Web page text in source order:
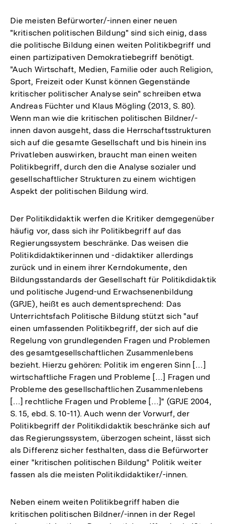
Die meisten Befürworter/-innen einer neuen
"kritischen politischen Bildung" sind sich einig, dass
die politische Bildung einen weiten Politikbegriff und
einen partizipativen Demokratiebegriff benötigt.
"Auch Wirtschaft, Medien, Familie oder auch Religion,
Sport, Freizeit oder Kunst können Gegenstände
kritischer politischer Analyse sein" schreiben etwa
Andreas Füchter und Klaus Mögling (2013, S. 80).
Wenn man wie die kritischen politischen Bildner/-
innen davon ausgeht, dass die Herrschaftsstrukturen
sich auf die gesamte Gesellschaft und bis hinein ins
Privatleben auswirken, braucht man einen weiten
Politikbegriff, durch den die Analyse sozialer und
gesellschaftlicher Strukturen zu einem wichtigen
Aspekt der politischen Bildung wird.
Der Politikdidaktik werfen die Kritiker demgegenüber
häufig vor, dass sich ihr Politikbegriff auf das
Regierungssystem beschränke. Das weisen die
Politikdidaktikerinnen und -didaktiker allerdings
zurück und in einem ihrer Kerndokumente, den
Bildungsstandards der Gesellschaft für Politikdidaktik
und politische Jugend-und Erwachsenenbildung
(GPJE), heißt es auch dementsprechend: Das
Unterrichtsfach Politische Bildung stützt sich "auf
einen umfassenden Politikbegriff, der sich auf die
Regelung von grundlegenden Fragen und Problemen
des gesamtgesellschaftlichen Zusammenlebens
bezieht. Hierzu gehören: Politik im engeren Sinn […]
wirtschaftliche Fragen und Probleme […] Fragen und
Probleme des gesellschaftlichen Zusammenlebens
[…] rechtliche Fragen und Probleme […]" (GPJE 2004,
S. 15, ebd. S. 10-11). Auch wenn der Vorwurf, der
Politikbegriff der Politikdidaktik beschränke sich auf
das Regierungssystem, überzogen scheint, lässt sich
als Differenz sicher festhalten, dass die Befürworter
einer "kritischen politischen Bildung" Politik weiter
fassen als die meisten Politikdidaktiker/-innen.
Neben einem weiten Politikbegriff haben die
kritischen politischen Bildner/-innen in der Regel